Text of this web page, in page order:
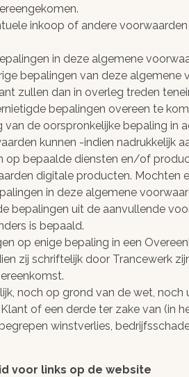
inkoop of andere
in deze algemene
bepalingen van deze algemene
zullen dan in overleg treden
bepalingen overeen te
de oorspronkelijke bepaling in
kunnen -indien nadrukkelijk
op bepaalde diensten en/of
digitale producten. Mochten
in deze algemene
bepalingen uit de aanvullende
is bepaald.
op enige bepaling in een
zij schriftelijk door Trancewerk
noch op grond van de wet,
of een derde ter zake van (in
winstverlies,
voor links op de website